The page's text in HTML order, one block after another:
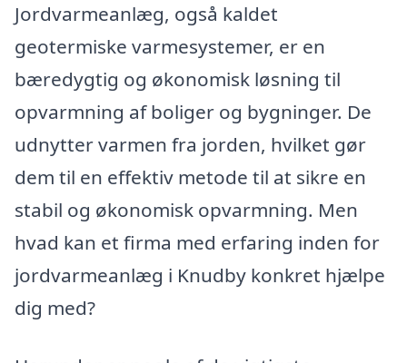
Jordvarmeanlæg, også kaldet
geotermiske varmesystemer, er en
bæredygtig og økonomisk løsning til
opvarmning af boliger og bygninger. De
udnytter varmen fra jorden, hvilket gør
dem til en effektiv metode til at sikre en
stabil og økonomisk opvarmning. Men
hvad kan et firma med erfaring inden for
jordvarmeanlæg i Knudby konkret hjælpe
dig med?